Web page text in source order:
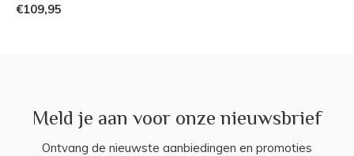
€109,95
Meld je aan voor onze nieuwsbrief
Ontvang de nieuwste aanbiedingen en promoties